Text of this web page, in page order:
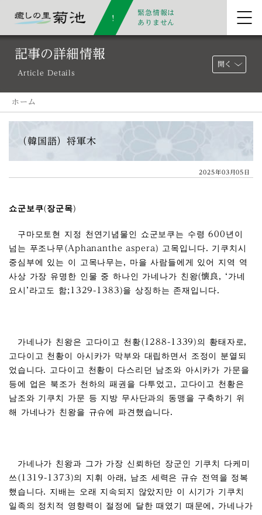
緊急情報は
ありません
記事の詳細情報
Article Details
開く
ホーム
（韓国語）将軍木
2025年03月05日
쇼군보쿠(장군목)
구마모토현 지정 천연기념물인 쇼군보쿠는 수령 600년이
넘는 푸조나무(Aphananthe aspera) 고목입니다. 기쿠치시
중심부에 있는 이 고목나무는, 마을 사람들에게 있어 지역 역
사상 가장 유명한 인물 중 하나인 가네나가 친왕(懐良, ‘가네
요시’라고도 함;1329-1383)을 상징하는 존재입니다.
가네나가 친왕은 고다이고 천황(1288-1339)의 황태자로,
고다이고 천황이 아시카가 막부와 대립하면서 조정이 분열되
었습니다. 고다이고 천황이 다스리던 남조와 아시카가 가문을
등에 업은 북조가 천하의 패권을 다투었고, 고다이고 천황은
남조와 기쿠치 가문 등 지방 무사단과의 동맹을 구축하기 위
해 가네나가 친왕을 규슈에 파견했습니다.
가네나가 친왕과 그가 가장 신뢰하던 장군인 기쿠치 다케미
쓰(1319-1373)의 지휘 아래, 남조 세력은 규슈 전역을 정복
했습니다. 지배는 오래 지속되지 않았지만 이 시기가 기쿠치
일족의 정치적 영향력이 절정에 달한 때였기 때문에, 가네나가